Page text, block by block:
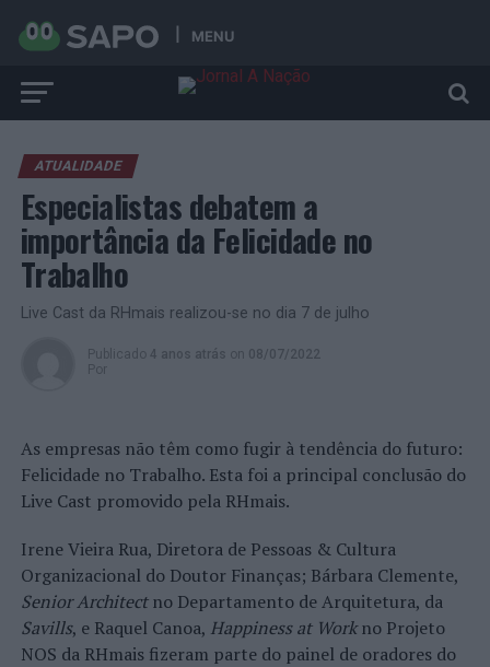
MENU
ATUALIDADE
Especialistas debatem a
importância da Felicidade no
Trabalho
Live Cast da RHmais realizou-se no dia 7 de julho
Publicado 4 anos atrás on 08/07/2022
Por
As empresas não têm como fugir à tendência do futuro:
Felicidade no Trabalho. Esta foi a principal conclusão do
Live Cast promovido pela RHmais.
Irene Vieira Rua, Diretora de Pessoas & Cultura
Organizacional do Doutor Finanças; Bárbara Clemente,
Senior Architectno Departamento de Arquitetura, da
Savills, e Raquel Canoa, Happiness at Workno Projeto
NOS da RHmais fizeram parte do painel de oradores do